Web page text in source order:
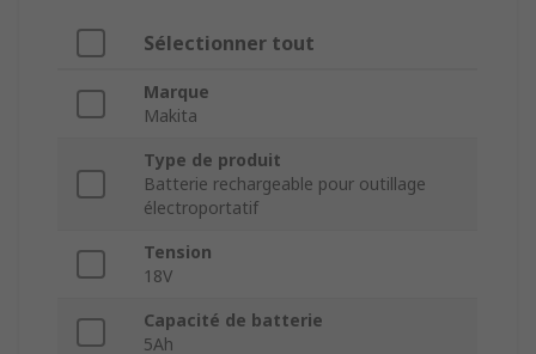
Sélectionner tout
Marque
Makita
Type de produit
Batterie rechargeable pour outillage
électroportatif
Tension
18V
Capacité de batterie
5Ah